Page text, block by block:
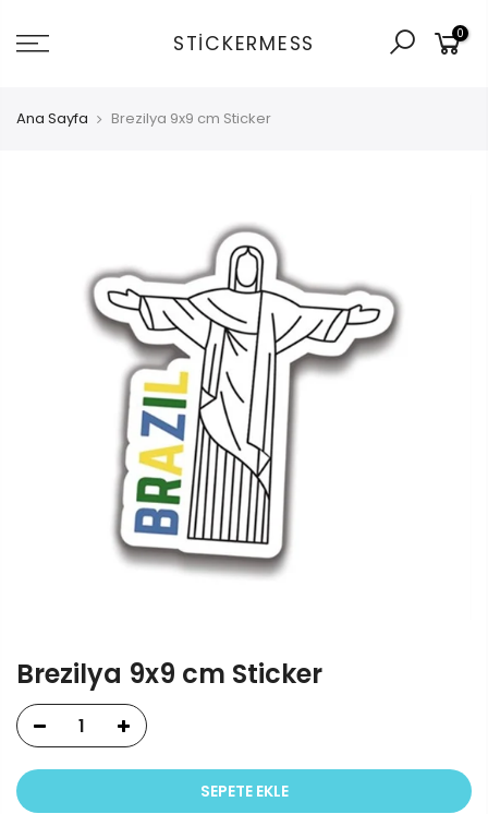
git
STICKERMESS 0
Ana Sayfa Brezilya 9x9 cm Sticker
Brezilya 9x9 cm Sticker
SEPETE EKLE